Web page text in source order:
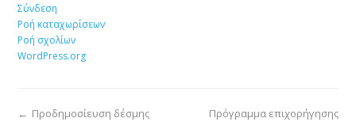
Σύνδεση
Ροή καταχωρίσεων
Ροή σχολίων
WordPress.org
Πρόγραμμα επιχορήγησης
← Προδημοσίευση δέσμης